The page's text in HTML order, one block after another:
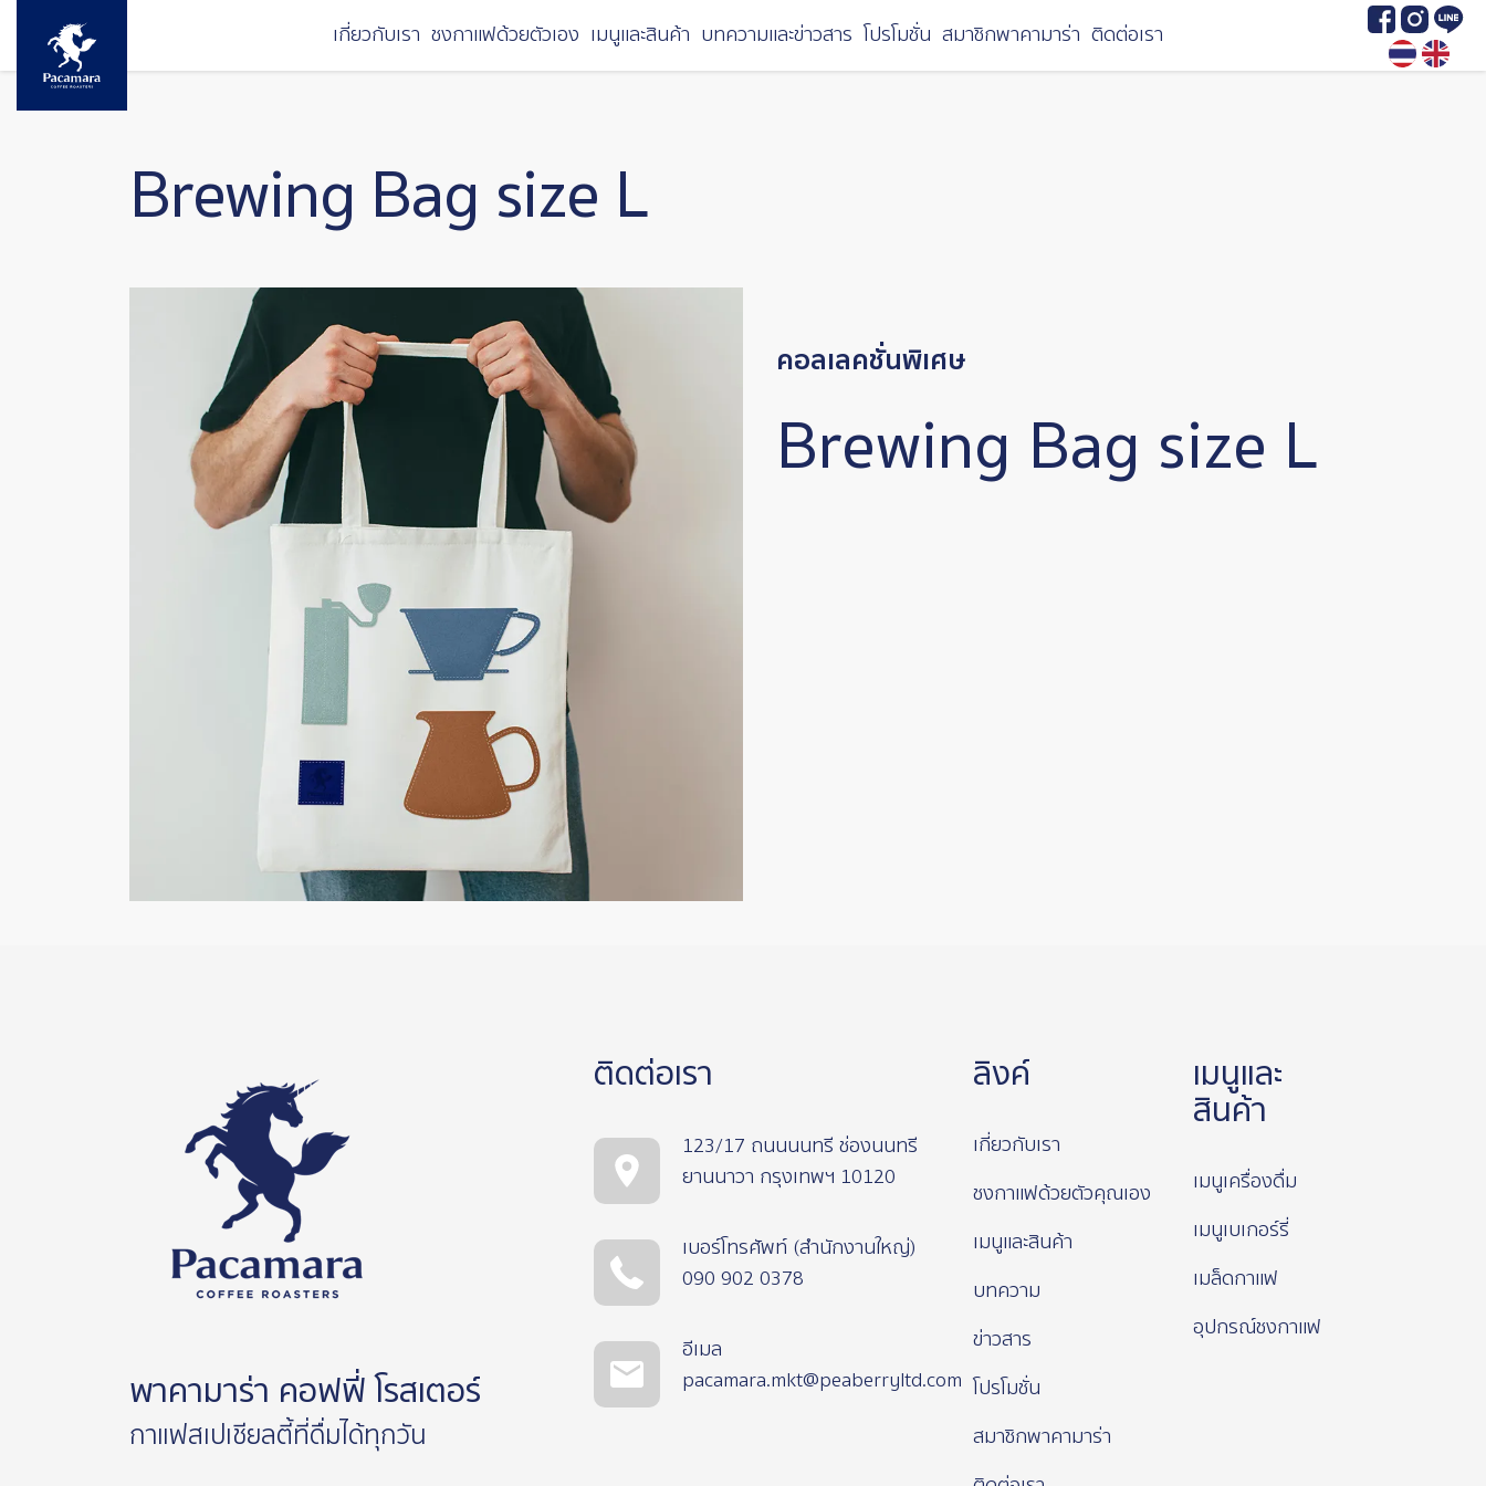
ข้ามไปยังเนื้อหาหลัก
เกี่ยวกับเรา ชงกาแฟด้วยตัวเอง เมนูและสินค้า บทความและข่าวสาร โปรโมชั่น สมาชิกพาคามาร่า ติดต่อเรา
ImageImageImage
Brewing Bag size L
คอลเลคชั่นพิเศษ
Brewing Bag size L
พาคามาร่า คอฟฟี่ โรสเตอร์
กาแฟสเปเชียลตี้ที่ดื่มได้ทุกวัน
ติดต่อเรา
123/17 ถนนนนทรี ช่องนนทรี
ยานนาวา กรุงเทพฯ 10120
เบอร์โทรศัพท์ (สำนักงานใหญ่)
090 902 0378
อีเมล
pacamara.mkt@peaberryltd.com
ลิงค์
เกี่ยวกับเรา
ชงกาแฟด้วยตัวคุณเอง
เมนูและสินค้า
บทความ
ข่าวสาร
โปรโมชั่น
สมาชิกพาคามาร่า
เมนูและ
สินค้า
เมนูเครื่องดื่ม
เมนูเบเกอร์รี่
เมล็ดกาแฟ
อุปกรณ์ชงกาแฟ